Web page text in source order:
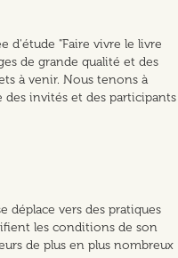
d'étude "Faire vivre le livre
de grande qualité et des
à venir. Nous tenons à
invités et des participants
déplace vers des pratiques
les conditions de son
de plus en plus nombreux